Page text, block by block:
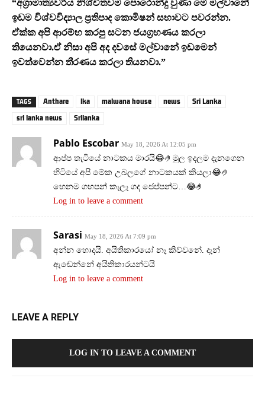
“අග්‍රාමාත්‍යවරිය නිශ්චිතවම පොරොන්දු වුණා මේ මල්වානේ
ඉඩම විශ්වවිද්‍යාල ප්‍රතිපාද කොමිෂන් සභාවට පවරන්න.
ඒක්ක අපි ආරම්භ කරපු සටන ජයග්‍රහණය කරලා
තියෙනවා.ඒ නිසා අපි අද දවසේ මල්වානේ ඉඩමෙන්
ඉවත්වෙන්න තීරණය කරලා තියනවා.”
TAGS Anthare lka malwana house news
Sri Lanka
sri lanka news
Srilanka
Pablo Escobar May 18, 2026 At 12:05 pm
ආප්ප තැටියේ නාටකය මාරයි😂🤌මුල ඉදලම දැනගෙන
හිටියේ අපි මේක උබලගේ නාටකයක් කියලා😂🤌
හෙනම ගහපන් කැලෑ ගද ජෙප්පන්ට…😂🤌
Log in to leave a comment
Sarasi May 18, 2026 At 7:09 pm
අන්න හොදයි. අයිතිකාරයෝ නෑ කිව්වනේ. දැන්
ඇඬෙන්නේ අයිතිකාරයන්ටයි
Log in to leave a comment
LEAVE A REPLY
LOG IN TO LEAVE A COMMENT